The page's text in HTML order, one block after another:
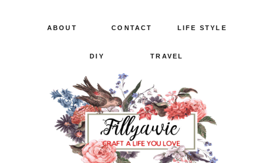
ABOUT CONTACT LIFE STYLE
DIY TRAVEL